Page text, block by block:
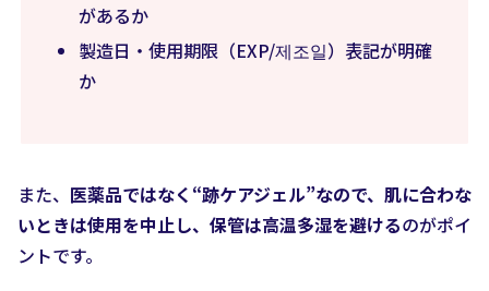
があるか
製造日・使用期限（EXP/제조일）表記が明確
か
また、 医薬品ではなく“跡ケアジェル”なので、肌に合わな
いときは使用を中止し、保管は高温多湿を避けるのがポイ
ントです。